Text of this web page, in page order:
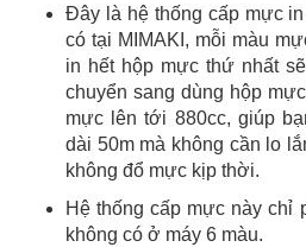
Đây là hệ thống cấp mực
có tại MIMAKI, mỗi màu
in hết hộp mực thứ nhất
chuyển sang dùng hộp
mực lên tới 880cc, giúp
dài 50m mà không cần lo
không đổ mực kịp thời.
Hệ thống cấp mực này chỉ
không có ở máy 6 màu.